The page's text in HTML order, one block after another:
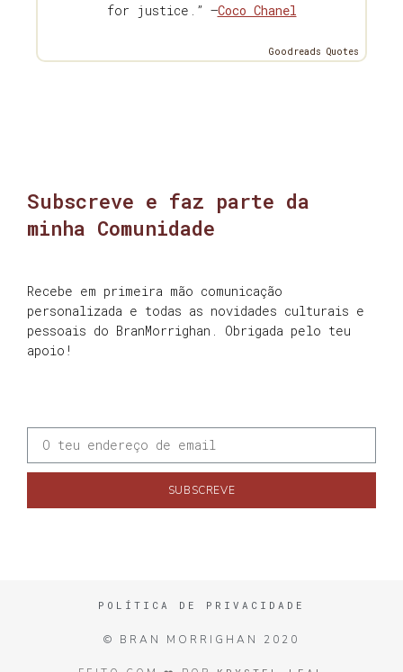
for justice.” —Coco Chanel
Goodreads Quotes
Subscreve e faz parte da
minha Comunidade
Recebe em primeira mão comunicação
personalizada e todas as novidades culturais e
pessoais do BranMorrighan. Obrigada pelo teu
apoio!
SUBSCREVE
POLÍTICA DE PRIVACIDADE
© BRAN MORRIGHAN 2020